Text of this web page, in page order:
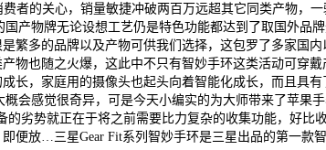
者的关心，销量敏捷冲破两百万远超其它同类产物，
产物牌无论设想工艺仍是特色功能都达到了取国外品
繁多的品牌以及产物可供我们选择，这包罗了多家国
也随之火爆，这此中不只有智妙手环这类活动可穿
，家庭用的摄像头也起头向着智能化成长，而且具
会感觉很奇异，可是今天小编实的为大师带来了苹果
劣势就正在于将之前需要比力复杂的收集功能，好比
便放…三星Gear Fit系列智妙手环是三星出品的第一款